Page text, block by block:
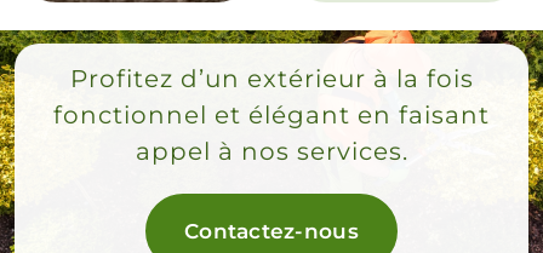
Profitez d’un extérieur à la fois
fonctionnel et élégant en faisant
appel à nos services.
Contactez-nous